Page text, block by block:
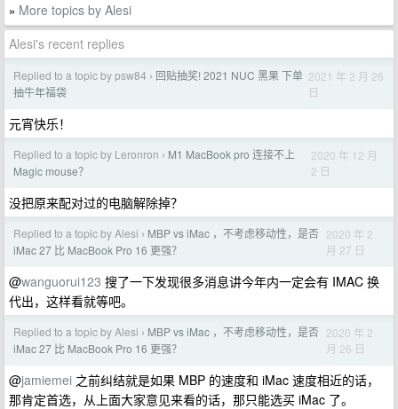
» More topics by Alesi
Alesi's recent replies
Replied to a topic by psw84 › 回贴抽奖! 2021 NUC 黑果 下单
抽牛年福袋
2021 年 2 月 26
日
元宵快乐！
Replied to a topic by Leronron › M1 MacBook pro 连接不上
Magic mouse？
2020 年 12 月
2 日
没把原来配对过的电脑解除掉？
Replied to a topic by Alesi › MBP vs iMac ，不考虑移动性，是否
iMac 27 比 MacBook Pro 16 更强？
2020 年 2
月 27 日
@wanguorui123 搜了一下发现很多消息讲今年内一定会有 IMAC 换
代出，这样看就等吧。
Replied to a topic by Alesi › MBP vs iMac ，不考虑移动性，是否
iMac 27 比 MacBook Pro 16 更强？
2020 年 2
月 26 日
@jamiemei 之前纠结就是如果 MBP 的速度和 iMac 速度相近的话，
那肯定首选，从上面大家意见来看的话，那只能选买 iMac 了。